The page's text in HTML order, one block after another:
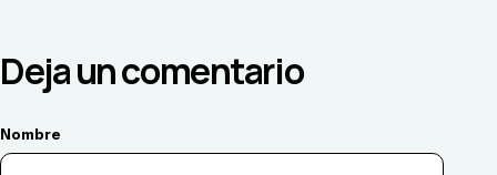
Deja un comentario
Nombre